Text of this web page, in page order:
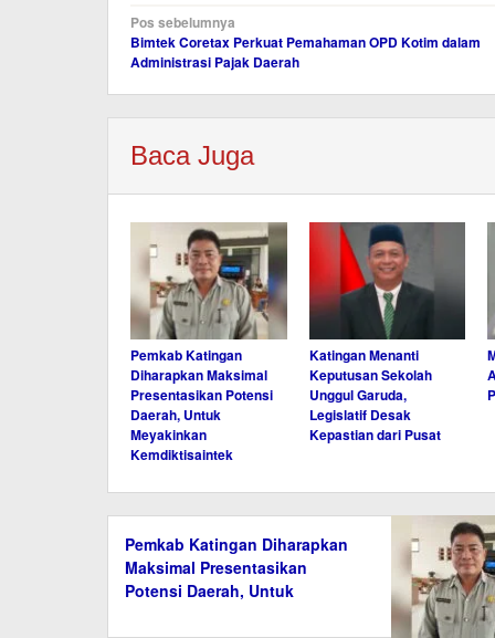
Navigasi
pos
Pos sebelumnya
Bimtek Coretax Perkuat Pemahaman OPD Kotim dalam
Administrasi Pajak Daerah
Baca Juga
Pemkab Katingan
Diharapkan Maksimal
Presentasikan Potensi
Daerah, Untuk
Meyakinkan
Kemdiktisaintek
Katingan Menanti
Keputusan Sekolah
Unggul Garuda,
Legislatif Desak
Kepastian dari Pusat
Pemkab Katingan Diharapkan
Maksimal Presentasikan
Potensi Daerah, Untuk